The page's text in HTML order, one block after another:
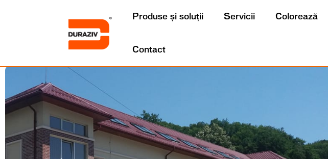
Produse și soluții Servicii Colorează
Contact